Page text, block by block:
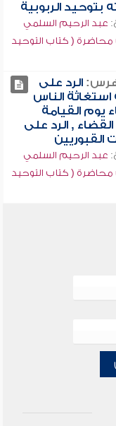
بتوحيد الربوبية
عبد الرحيم السلمي
( كتاب التوحيد
الرد على
الناس
يوم القيامة
, الرد على
القبوريين
عبد الرحيم السلمي
( كتاب التوحيد